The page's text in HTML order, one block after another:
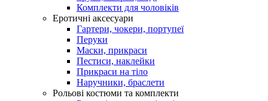
Комплекти для чоловіків
Еротичні аксесуари
Гартери, чокери, портупеї
Перуки
Маски, прикраси
Пестиси, наклейки
Прикраси на тіло
Наручники, браслети
Рольові костюми та комплекти